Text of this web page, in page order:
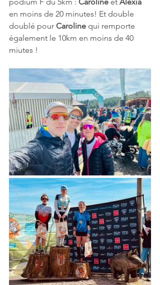
en moins de 20 minutes! Et double
doublé pour Caroline qui remporte
également le 10km en moins de 40
miutes !